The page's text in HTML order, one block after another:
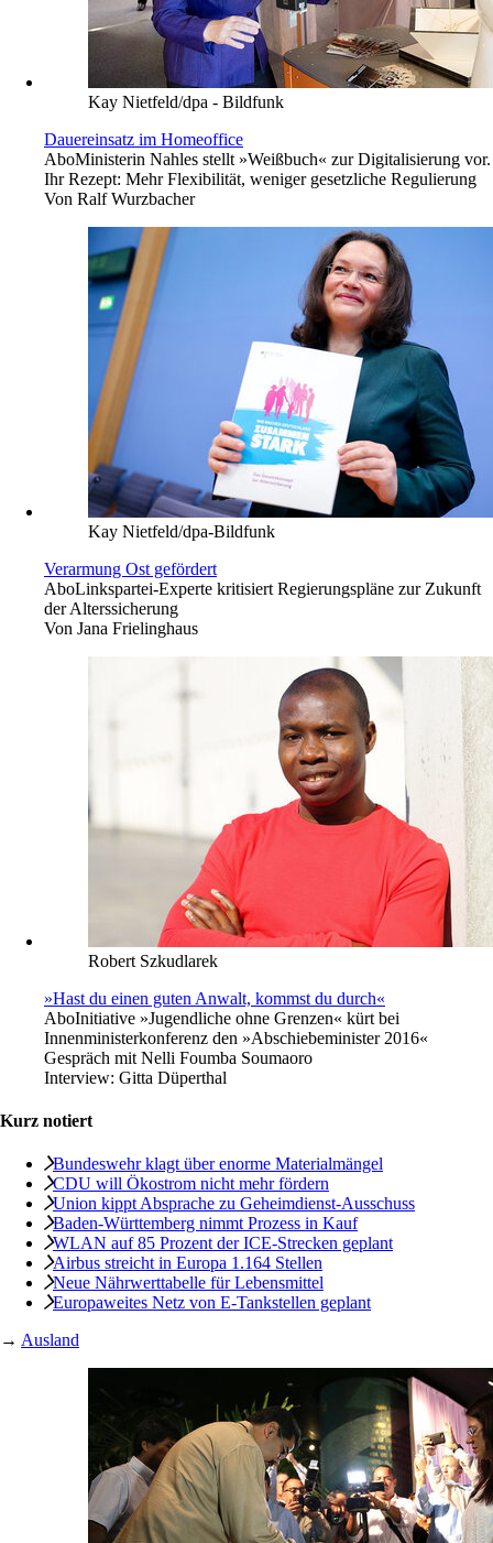
Kay Nietfeld/dpa - Bildfunk
Dauereinsatz im Homeoffice
AboMinisterin Nahles stellt »Weißbuch« zur Digitalisierung vor.
Ihr Rezept: Mehr Flexibilität, weniger gesetzliche Regulierung
Von Ralf Wurzbacher
Kay Nietfeld/dpa-Bildfunk
Verarmung Ost gefördert
AboLinkspartei-Experte kritisiert Regierungspläne zur Zukunft
der Alterssicherung
Von Jana Frielinghaus
Robert Szkudlarek
»Hast du einen guten Anwalt, kommst du durch«
AboInitiative »Jugendliche ohne Grenzen« kürt bei
Innenministerkonferenz den »Abschiebeminister 2016«
Gespräch mit Nelli Foumba Soumaoro
Interview: Gitta Düperthal
Kurz notiert
Bundeswehr klagt über enorme Materialmängel
CDU will Ökostrom nicht mehr fördern
Union kippt Absprache zu Geheimdienst-Ausschuss
Baden-Württemberg nimmt Prozess in Kauf
WLAN auf 85 Prozent der ICE-Strecken geplant
Airbus streicht in Europa 1.164 Stellen
Neue Nährwerttabelle für Lebensmittel
Europaweites Netz von E-Tankstellen geplant
→ Ausland